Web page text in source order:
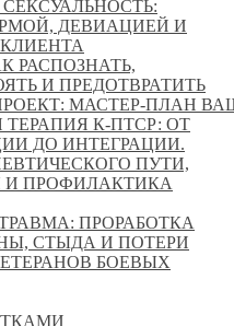
ДЕВИАЦИЕЙ И
РАСПОЗНАТЬ,
И ПРЕДОТВРАТИТЬ
МАСТЕР‑ПЛАН
К-ПТСР: ОТ
ДО ИНТЕГРАЦИИ.
ПУТИ,
ПРОФИЛАКТИКА
ПРОРАБОТКА
СТЫДА И ПОТЕРИ
БОЕВЫХ